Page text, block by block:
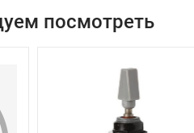
посмотреть